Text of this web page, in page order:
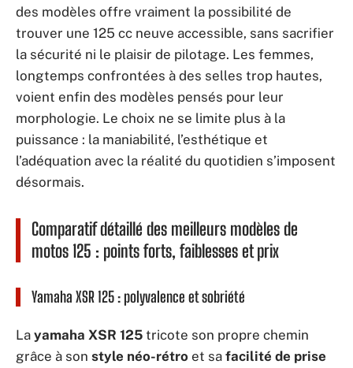
des modèles offre vraiment la possibilité de
trouver une 125 cc neuve accessible, sans sacrifier
la sécurité ni le plaisir de pilotage. Les femmes,
longtemps confrontées à des selles trop hautes,
voient enfin des modèles pensés pour leur
morphologie. Le choix ne se limite plus à la
puissance : la maniabilité, l’esthétique et
l’adéquation avec la réalité du quotidien s’imposent
désormais.
Comparatif détaillé des meilleurs modèles de
motos 125 : points forts, faiblesses et prix
Yamaha XSR 125 : polyvalence et sobriété
La yamaha XSR 125 tricote son propre chemin
grâce à son style néo-rétro et sa facilité de prise